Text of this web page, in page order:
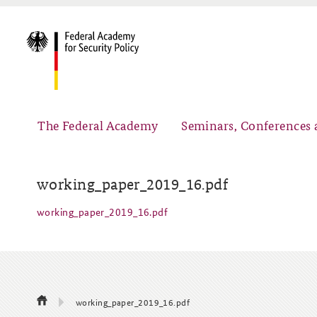
The Federal Academy
Advisory Board
Partners
Seminars, Conferences
Security Policy Course for Senior Officials
Public Events
working_paper_2019_16.pdf
working_paper_2019_16.pdf
working_paper_2019_16.pdf